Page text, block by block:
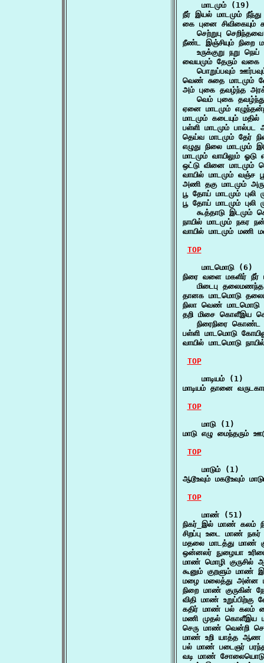
    மாடமும் (19)
நீர் இயல் மாடமும்
கை புனை சிவிகையும்
செற்றுபு
நீண்ட இஞ்சியும் நிறை
உருக்குறு நறு
வையமும் தேரும் வகை
பொறுப்பவும்
வெண் சுதை மாடமும்
அம் புகை தவழ்ந்த
வெம் புகை
ஏனை மாடமும்
மாடமும் கடையும்
பள்ளி மாடமும்
தெய்வ மாடமும் தேர்
எழுது நிலை மாடமும்
மாடமும் வாயிலும்
ஒட்டு வினை மாடமும்
வாயில் மாடமும் வஞ்ச
அணி தகு மாடமும்
பூ தோய் மாடமும்
பூ தோய் மாடமும் புலி
கூத்தாடு இடமும்
நாயில் மாடமும் நகர
வாயில் மாடமும்
TOP
    மாடமொடு (6)
நிரை வளை மகளிர் நீர்
மிடைபு
தானக மாடமொடு
நிலா வெண்
தறி மிசை கொளீஇய
நிரைநிரை கொண்ட
பள்ளி மாடமொடு
வாயில் மாடமொடு
TOP
    மாடியம் (1)
மாடியம் தானை
TOP
    மாடு (1)
மாடு எழு மைந்தரும்
TOP
    மாடும் (1)
ஆடூஉவும் மகடூஉவும்
TOP
    மாண் (51)
நிகர்_இல் மாண் கலம்
சிறப்பு உடை மாண்
மதலை மாடத்து மாண்
ஒன்னலர் நுழையா
மாண் மொழி
கூனும் குறளும்
மழை மலைத்து அன்ன
நிறை மாண் குருகின்
விதி மாண்
கதிர் மாண் பல் கலம்
மணி முதல் கொளீஇய
செரு மாண் வென்றி
மாண் உறி யாத்த
பல் மாண் படைஞர்
வடி மாண்